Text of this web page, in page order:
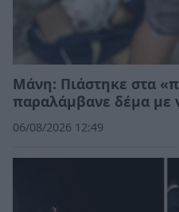
Μάνη: Πιάστηκε στα
παραλάμβανε δέμα με
06/08/2026 12:49